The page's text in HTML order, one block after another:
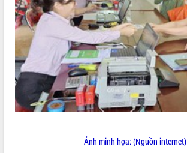
VĂN BẢN HĐND TỈNH
ĐIỂM TIN VĂN BẢN
QUY HOẠCH - KẾ HOẠCH
Ảnh minh họa: (Nguồn internet)